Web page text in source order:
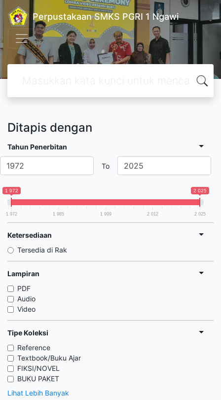
Perpustakaan SMKS PGRI 1 Ngawi
Ditapis dengan
Tahun Penerbitan
To
1 972 2 025
1 972 1 985 1 999 2 012 2 025
Ketersediaan
Tersedia di Rak
Lampiran
PDF
Audio
Video
Tipe Koleksi
Reference
Textbook/Buku Ajar
FIKSI/NOVEL
BUKU PAKET
Lihat Lebih Banyak